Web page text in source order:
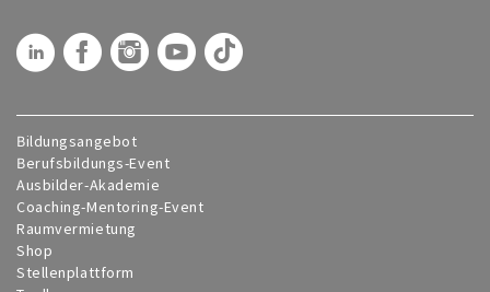
Bildungsangebot
Berufsbildungs-Event
Ausbilder-Akademie
Coaching-Mentoring-Event
Raumvermietung
Shop
Stellenplattform